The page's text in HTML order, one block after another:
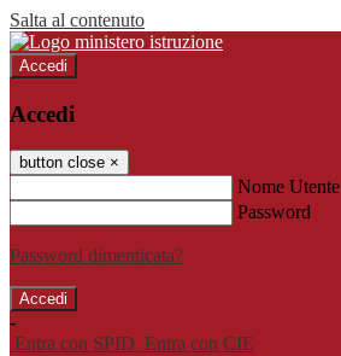
Salta al contenuto
Accedi
Accedi
button close ×
Nome Utente
Password
Password dimenticata?
-
Entra con SPID Entra con CIE